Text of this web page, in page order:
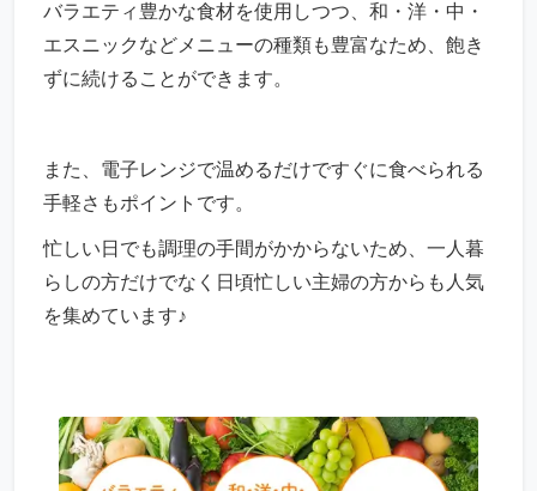
バラエティ豊かな食材を使用しつつ、和・洋・中・
エスニックなどメニューの種類も豊富なため、飽き
ずに続けることができます。
また、電子レンジで温めるだけですぐに食べられる
手軽さもポイントです。
忙しい日でも調理の手間がかからないため、一人暮
らしの方だけでなく日頃忙しい主婦の方からも人気
を集めています♪